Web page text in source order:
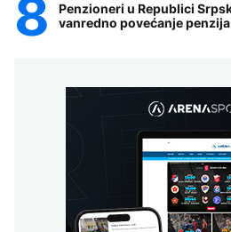
Penzioneri u Republici
vanredno povećanje penzija